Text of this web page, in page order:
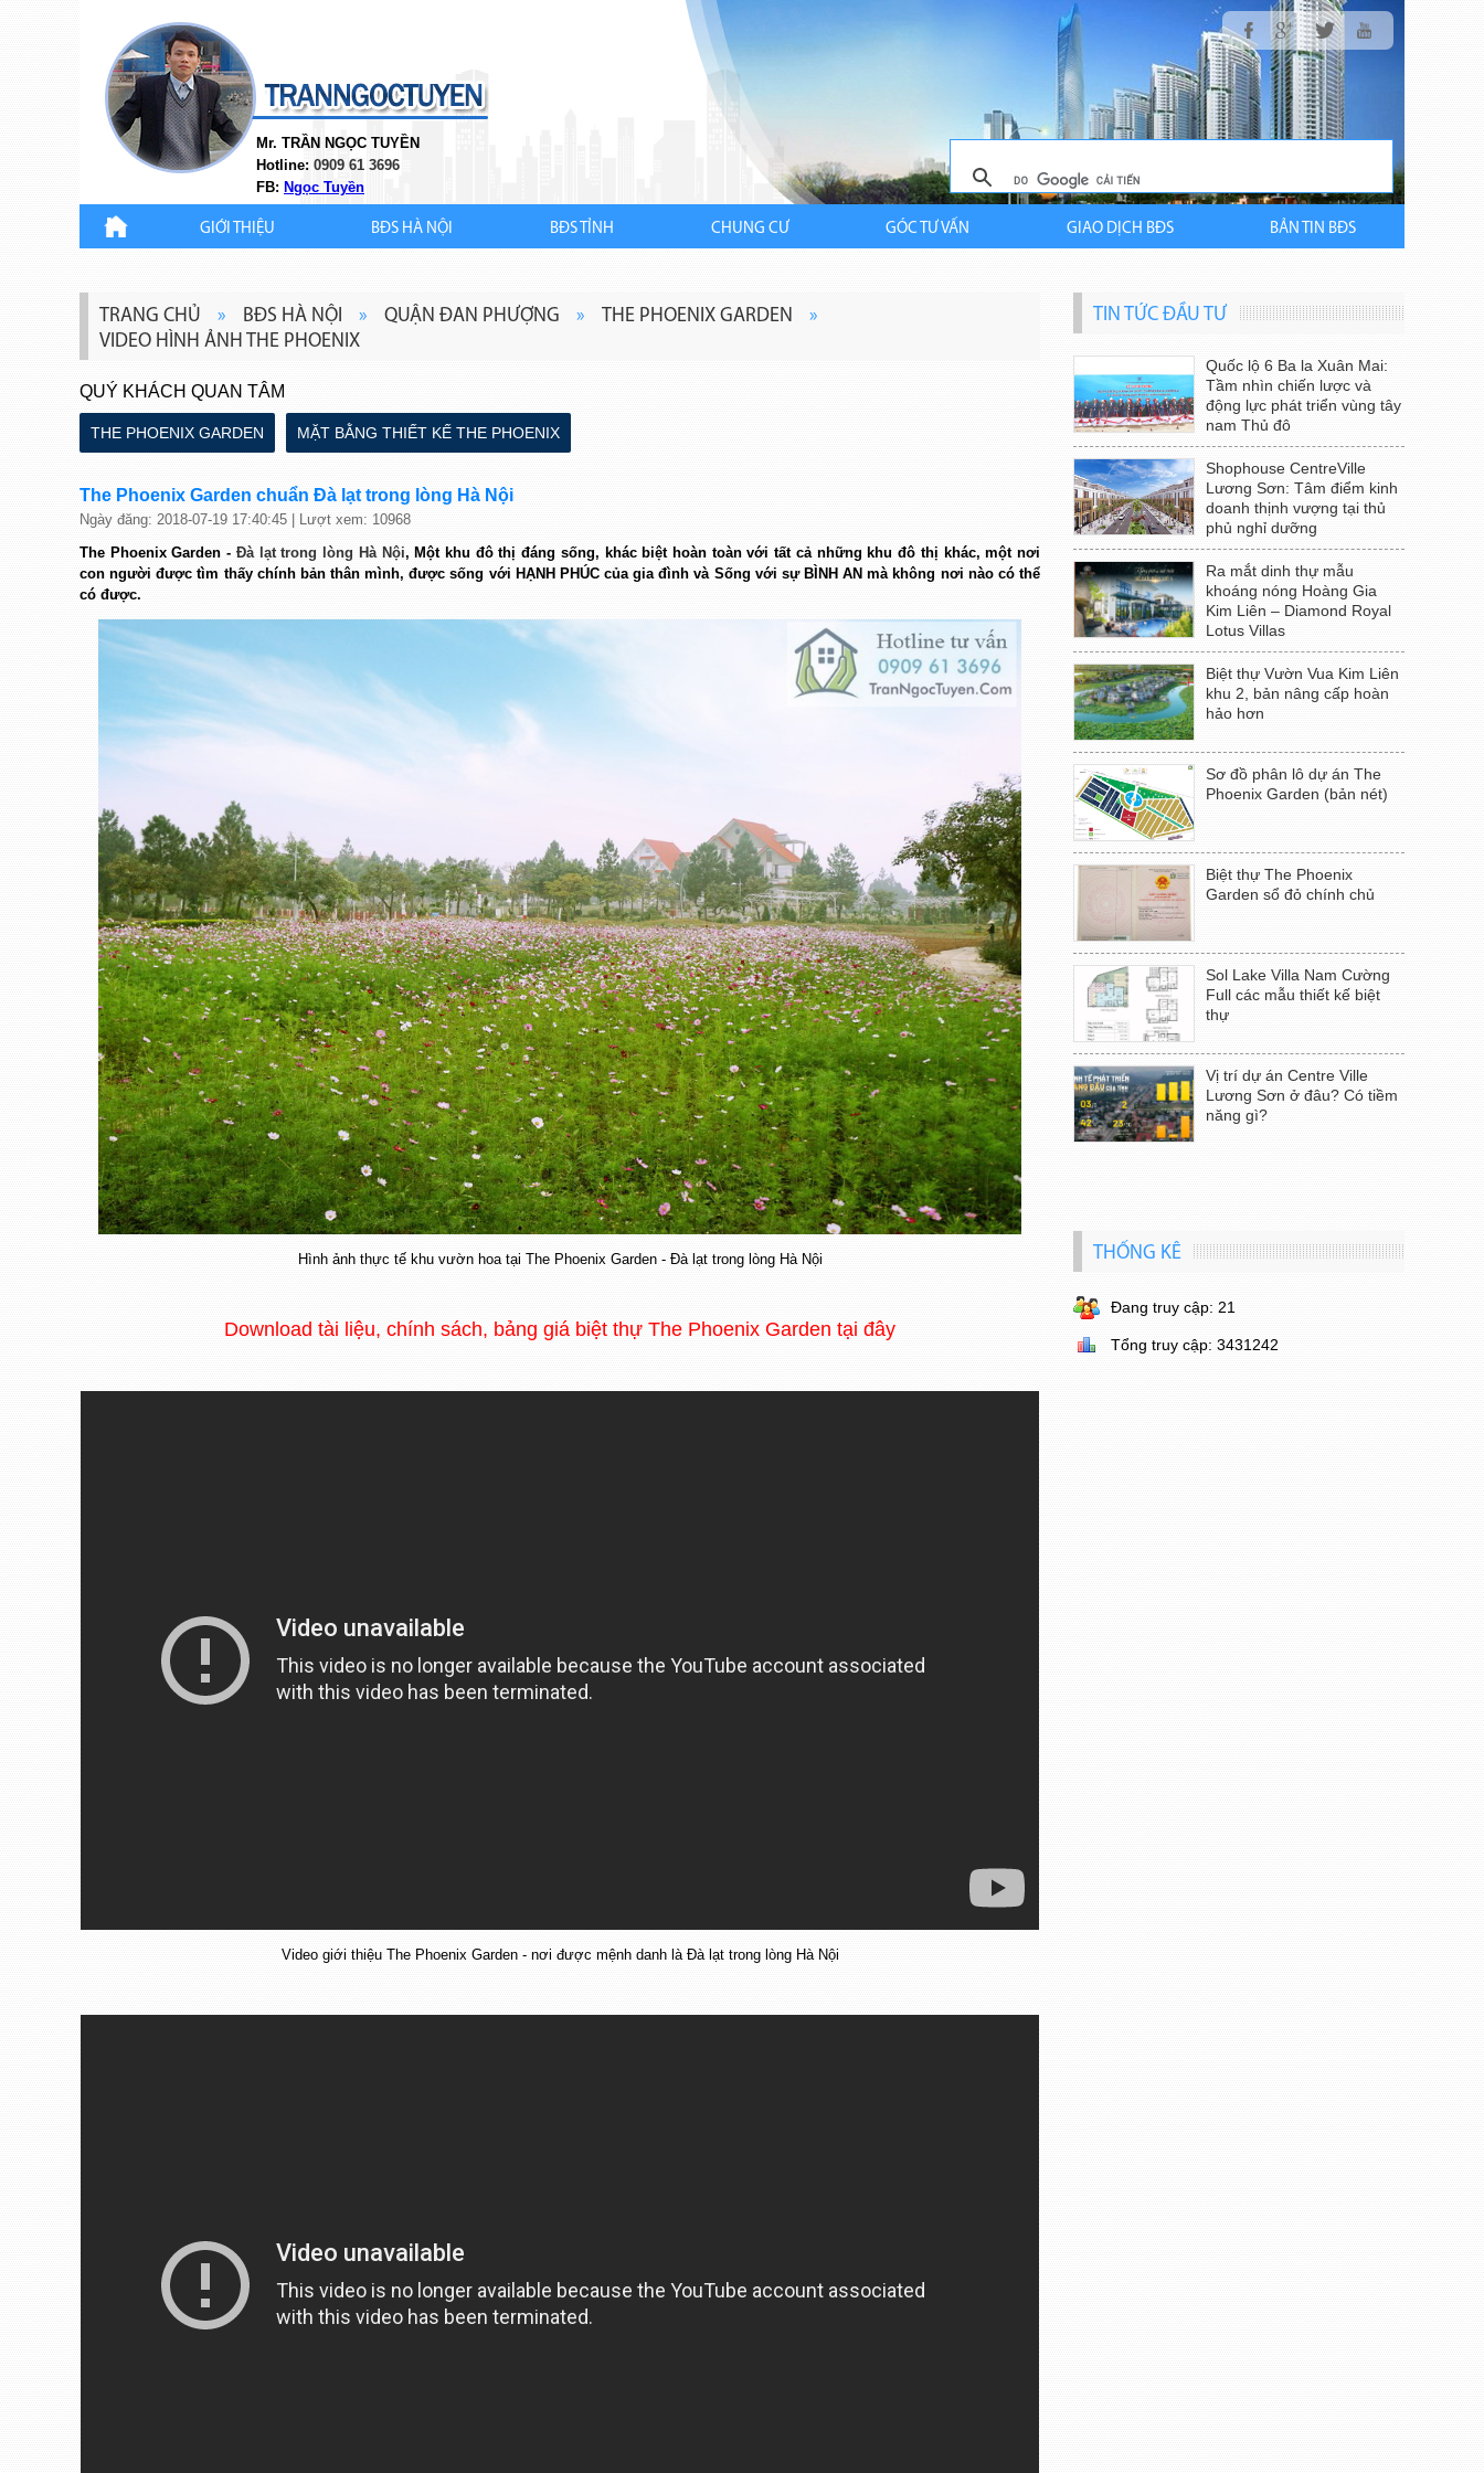
Mr. TRẦN NGỌC TUYỀN
Hotline: 0909 61 3696
FB: Ngọc Tuyền
GIỚI THIỆU BĐS HÀ NỘI BĐS TỈNH CHUNG CƯ GÓC TƯ VẤN GIAO DỊCH BĐS BẢN TIN BĐS
TRANG CHỦ » BĐS HÀ NỘI » QUẬN ĐAN PHƯỢNG » THE PHOENIX GARDEN
»
VIDEO HÌNH ẢNH THE PHOENIX
QUÝ KHÁCH QUAN TÂM
THE PHOENIX GARDEN MẶT BẰNG THIẾT KẾ THE PHOENIX
The Phoenix Garden chuẩn Đà lạt trong lòng Hà Nội
Ngày đăng: 2018-07-19 17:40:45 | Lượt xem: 10968
The Phoenix Garden - Đà lạt trong lòng Hà Nội, Một khu đô thị đáng sống, khác biệt hoàn toàn với tất cả những khu đô thị khác, một nơi
con người được tìm thấy chính bản thân mình, được sống với HẠNH PHÚCcủa gia đình và Sống với sự BÌNH AN mà không nơi nào có thể
có được.
Hình ảnh thực tế khu vườn hoa tại The Phoenix Garden - Đà lạt trong lòng Hà Nội
Download tài liệu, chính sách, bảng giá biệt thự The Phoenix Garden tại đây
Video giới thiệu The Phoenix Garden - nơi được mệnh danh là Đà lạt trong lòng Hà Nội
TIN TỨC ĐẦU TƯ
Quốc lộ 6 Ba la Xuân Mai:
Tầm nhìn chiến lược và
động lực phát triển vùng tây
nam Thủ đô
Shophouse CentreVille
Lương Sơn: Tâm điểm kinh
doanh thịnh vượng tại thủ
phủ nghỉ dưỡng
Ra mắt dinh thự mẫu
khoáng nóng Hoàng Gia
Kim Liên – Diamond Royal
Lotus Villas
Biệt thự Vườn Vua Kim Liên
khu 2, bản nâng cấp hoàn
hảo hơn
Sơ đồ phân lô dự án The
Phoenix Garden (bản nét)
Biệt thự The Phoenix
Garden sổ đỏ chính chủ
Sol Lake Villa Nam Cường
Full các mẫu thiết kế biệt
thự
Vị trí dự án Centre Ville
Lương Sơn ở đâu? Có tiềm
năng gì?
THỐNG KÊ
Đang truy cập: 21
Tổng truy cập: 3431242